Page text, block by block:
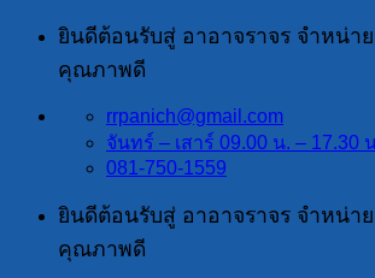
ข้าม
เนื้อหา
ยินดีต้อนรับสู่ อาอาจราจร จำหน่า
คุณภาพดี
rrpanich@gmail.com
จันทร์ – เสาร์ 09.00 น. – 17.30
081-750-1559
ยินดีต้อนรับสู่ อาอาจราจร จำหน่า
คุณภาพดี